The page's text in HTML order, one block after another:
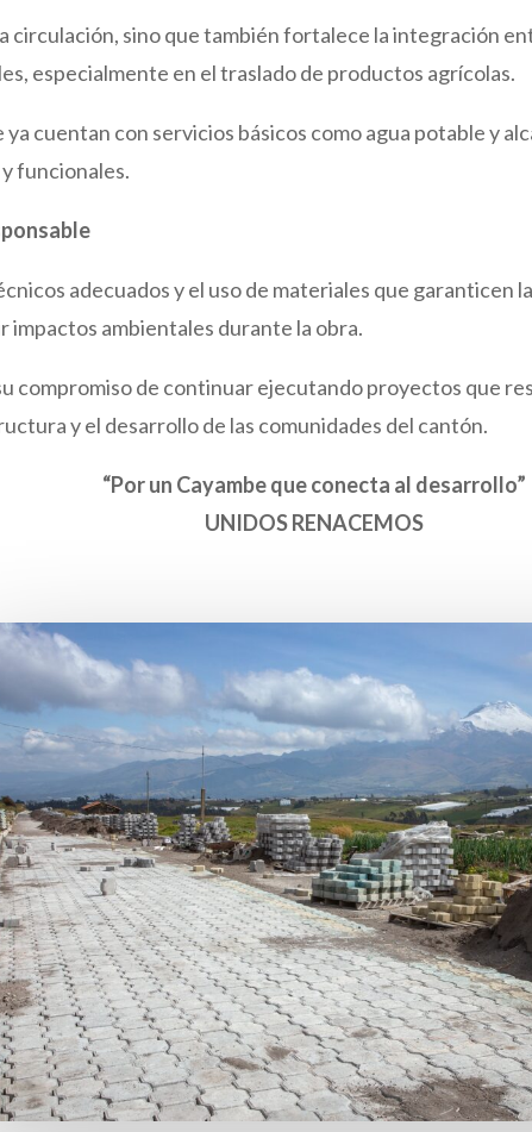
circulación, sino que también fortalece la integración
especialmente en el traslado de productos agrícolas.
cuentan con servicios básicos como agua potable y
funcionales.
adecuados y el uso de materiales que garanticen
impactos ambientales durante la obra.
compromiso de continuar ejecutando proyectos que
y el desarrollo de las comunidades del cantón.
“Por un Cayambe que conecta al desarrollo”
UNIDOS RENACEMOS